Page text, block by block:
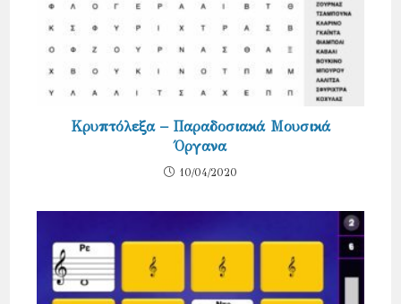
Κρυπτόλεξα – Παραδοσιακά Μουσικά
Όργανα
10/04/2020